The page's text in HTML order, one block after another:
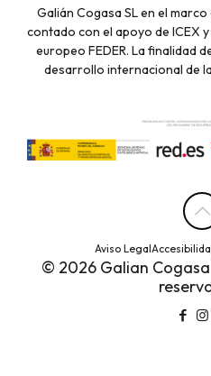
Galián Cogasa SL en el
contado con el apoyo de ICEX
europeo FEDER. La finalidad
desarrollo internacional de
Aviso Legal
© 2026 Galian